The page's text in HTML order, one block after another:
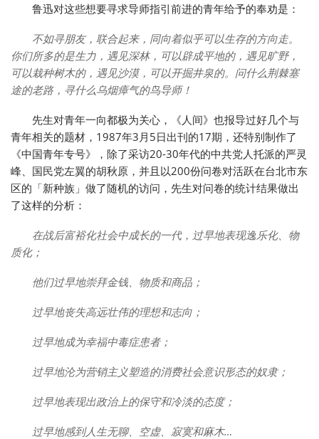
鲁迅对这些想要寻求导师指引前进的青年给予的奉劝是：
不如寻朋友，联合起来，同向着似乎可以生存的方向走。
你们所多的是生力，遇见深林，可以辟成平地的，遇见旷野，
可以栽种树木的，遇见沙漠，可以开掘井泉的。问什么荆棘塞
途的老路，寻什么乌烟瘴气的鸟导师！
先生对青年一向都极为关心，《人间》也报导过好几个与
青年相关的题材，1987年3月5日出刊的17期，还特别制作了
《中国青年专号》，除了采访20-30年代的中共党人托派的严灵
峰、国民党左翼的胡秋原，并且以200份问卷对活跃在台北市东
区的「新种族」做了随机的访问，先生对问卷的统计结果做出
了这样的分析：
在战后富裕化社会中成长的一代，过早地表现逸乐化、物
质化；
他们过早地崇拜金钱、物质和商品；
过早地丧失高远壮伟的理想和志向；
过早地成为幸福中毒症患者；
过早地沦为营销主义塑造的消费社会意识形态的奴隶；
过早地表现出政治上的保守和冷淡的态度；
过早地感到人生无聊、空虚、寂寞和麻木…